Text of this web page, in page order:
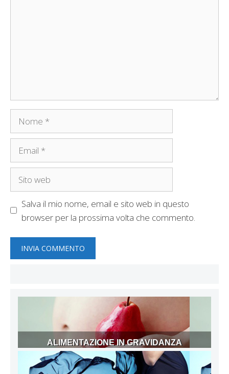
Salva il mio nome, email e sito web in questo
browser per la prossima volta che commento.
ALIMENTAZIONE IN GRAVIDANZA